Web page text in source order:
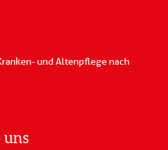
und Altenpflegenach
uns